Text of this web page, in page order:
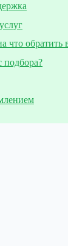
что обратить